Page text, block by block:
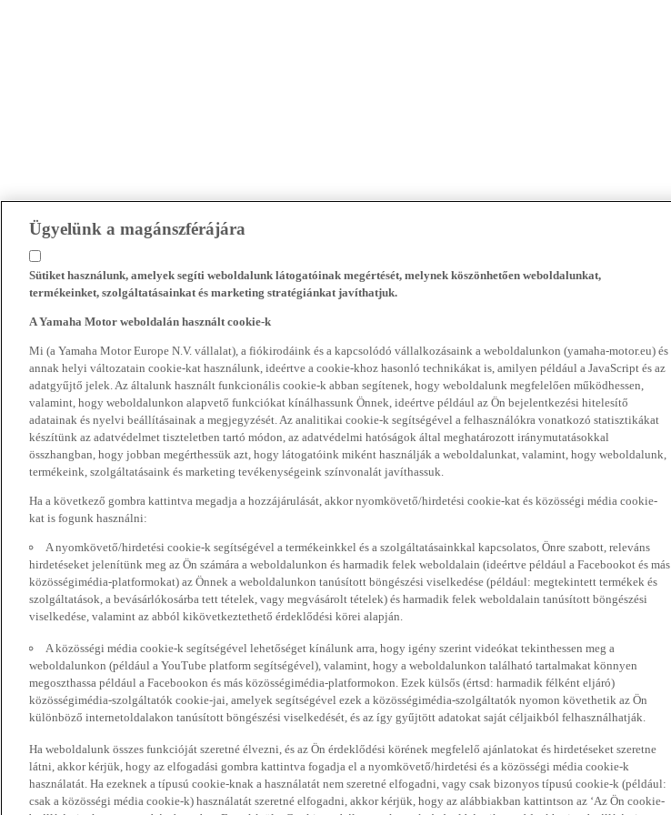
Ügyelünk a magánszférájára
Sütiket használunk, amelyek segíti weboldalunk látogatóinak megértését, melynek köszönhetően weboldalunkat,
termékeinket, szolgáltatásainkat és marketing stratégiánkat javíthatjuk.
A Yamaha Motor weboldalán használt cookie-k
Mi (a Yamaha Motor Europe N.V. vállalat), a fiókirodáink és a kapcsolódó vállalkozásaink a weboldalunkon (yamaha-motor.eu) és
annak helyi változatain cookie-kat használunk, ideértve a cookie-khoz hasonló technikákat is, amilyen például a JavaScript és az
adatgyűjtő jelek. Az általunk használt funkcionális cookie-k abban segítenek, hogy weboldalunk megfelelően működhessen,
valamint, hogy weboldalunkon alapvető funkciókat kínálhassunk Önnek, ideértve például az Ön bejelentkezési hitelesítő
adatainak és nyelvi beállításainak a megjegyzését. Az analitikai cookie-k segítségével a felhasználókra vonatkozó statisztikákat
készítünk az adatvédelmet tiszteletben tartó módon, az adatvédelmi hatóságok által meghatározott iránymutatásokkal
összhangban, hogy jobban megérthessük azt, hogy látogatóink miként használják a weboldalunkat, valamint, hogy weboldalunk,
termékeink, szolgáltatásaink és marketing tevékenységeink színvonalát javíthassuk.
Ha a következő gombra kattintva megadja a hozzájárulását, akkor nyomkövető/hirdetési cookie-kat és közösségi média cookie-
kat is fogunk használni:
A nyomkövető/hirdetési cookie-k segítségével a termékeinkkel és a szolgáltatásainkkal kapcsolatos, Önre szabott, releváns
hirdetéseket jelenítünk meg az Ön számára a weboldalunkon és harmadik felek weboldalain (ideértve például a Facebookot és más
közösségimédia-platformokat) az Önnek a weboldalunkon tanúsított böngészési viselkedése (például: megtekintett termékek és
szolgáltatások, a bevásárlókosárba tett tételek, vagy megvásárolt tételek) és harmadik felek weboldalain tanúsított böngészési
viselkedése, valamint az abból kikövetkeztethető érdeklődési körei alapján.
A közösségi média cookie-k segítségével lehetőséget kínálunk arra, hogy igény szerint videókat tekinthessen meg a
weboldalunkon (például a YouTube platform segítségével), valamint, hogy a weboldalunkon található tartalmakat könnyen
megoszthassa például a Facebookon és más közösségimédia-platformokon. Ezek külsős (értsd: harmadik félként eljáró)
közösségimédia-szolgáltatók cookie-jai, amelyek segítségével ezek a közösségimédia-szolgáltatók nyomon követhetik az Ön
különböző internetoldalakon tanúsított böngészési viselkedését, és az így gyűjtött adatokat saját céljaikból felhasználhatják.
Ha weboldalunk összes funkcióját szeretné élvezni, és az Ön érdeklődési körének megfelelő ajánlatokat és hirdetéseket szeretne
látni, akkor kérjük, hogy az elfogadási gombra kattintva fogadja el a nyomkövető/hirdetési és a közösségi média cookie-k
használatát. Ha ezeknek a típusú cookie-knak a használatát nem szeretné elfogadni, vagy csak bizonyos típusú cookie-k (például:
csak a közösségi média cookie-k) használatát szeretné elfogadni, akkor kérjük, hogy az alábbiakban kattintson az ‘Az Ön cookie-